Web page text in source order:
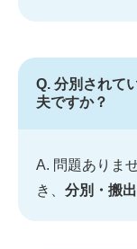
Q. 分別されて
夫ですか？
A. 問題ありま
き、 分別・搬